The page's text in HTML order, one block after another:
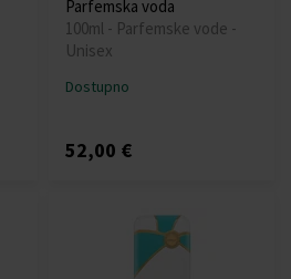
Parfemska voda
100ml - Parfemske vode -
Unisex
Dostupno
52,00 €